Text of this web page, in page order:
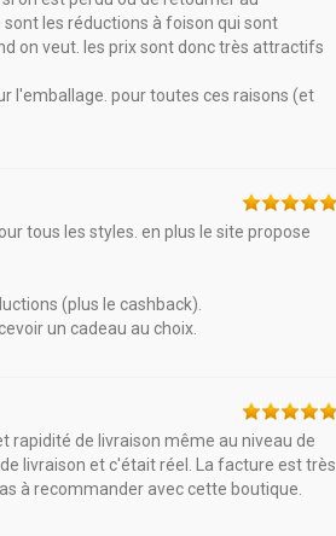
les réductions à foison qui sont
on veut. les prix sont donc très attractifs
l'emballage. pour toutes ces raisons (et
tous les styles. en plus le site propose
(plus le cashback).
un cadeau au choix.
rapidité de livraison même au niveau de
livraison et c'était réel. La facture est très
à recommander avec cette boutique.